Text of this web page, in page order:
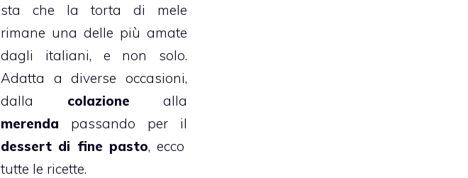
sta che la torta di mele
rimane una delle più amate
dagli italiani, e non solo.
Adatta a diverse occasioni,
dalla colazione alla
merenda passando per il
dessert di fine pasto, ecco
tutte le ricette.